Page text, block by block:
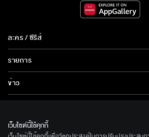
ละคร / ซีรีส์
ละคร/ซีรีส์
ซีรีส์นานาชาติ
การ์ตูน & เกม
รายการ
รายการทั้งหมด
ข่าว
ข่าวทั้งหมด
ทีวีออนไลน์
เกี่ยวกับเรา
เว็บไซต์นี้ใช้คุกกี้